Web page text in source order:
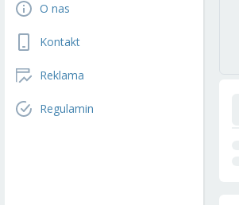
O nas
Kontakt
Reklama
Regulamin